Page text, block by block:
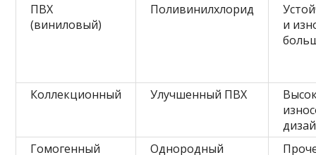
ПВХ
(виниловый)
Поливинилхлорид
и
Коллекционный Улучшенный ПВХ
Гомогенный
Однородный